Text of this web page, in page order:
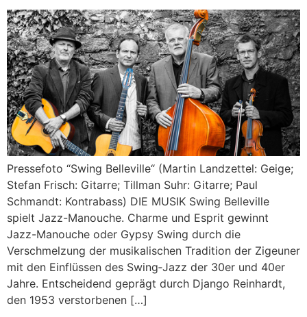
Pressefoto “Swing Belleville“ (Martin Landzettel: Geige;
Stefan Frisch: Gitarre; Tillman Suhr: Gitarre; Paul
Schmandt: Kontrabass) DIE MUSIK Swing Belleville
spielt Jazz-Manouche. Charme und Esprit gewinnt
Jazz-Manouche oder Gypsy Swing durch die
Verschmelzung der musikalischen Tradition der Zigeuner
mit den Einflüssen des Swing‑Jazz der 30er und 40er
Jahre. Entscheidend geprägt durch Django Reinhardt,
den 1953 verstorbenen […]